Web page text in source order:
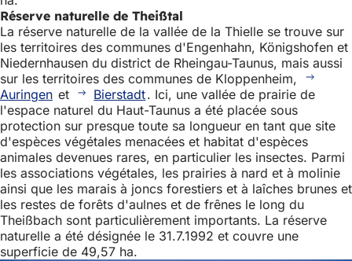
Réserve naturelle de Theißtal
La réserve naturelle de la vallée de la Thielle se trouve sur
les territoires des communes d'Engenhahn, Königshofen et
Niedernhausen du district de Rheingau-Taunus, mais aussi
sur les territoires des communes de Kloppenheim,
Auringen et Bierstadt. Ici, une vallée de prairie de
l'espace naturel du Haut-Taunus a été placée sous
protection sur presque toute sa longueur en tant que site
d'espèces végétales menacées et habitat d'espèces
animales devenues rares, en particulier les insectes. Parmi
les associations végétales, les prairies à nard et à molinie
ainsi que les marais à joncs forestiers et à laîches brunes et
les restes de forêts d'aulnes et de frênes le long du
Theißbach sont particulièrement importants. La réserve
naturelle a été désignée le 31.7.1992 et couvre une
superficie de 49,57 ha.